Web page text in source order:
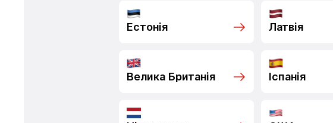
Естонія Латвія
Велика Британія Іспанія